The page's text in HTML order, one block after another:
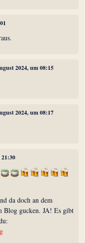
2024, um 08:15
2024, um 08:17
da doch an dem
Blog gucken. JA! Es gibt